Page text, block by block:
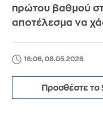
πρώτου βαθμού
αποτέλεσμα να
16:06, 08.05.2026
Προσθέστε το